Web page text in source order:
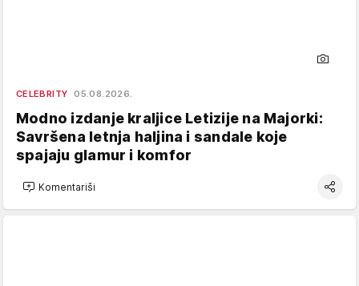
CELEBRITY 05.08.2026.
Modno izdanje kraljice Letizije na Majorki:
Savršena letnja haljina i sandale koje
spajaju glamur i komfor
Komentariši